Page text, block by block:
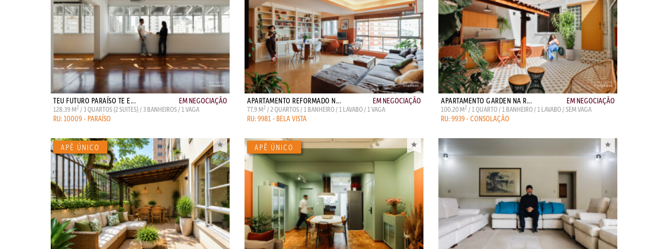
TEU FUTURO PARAÍSO TE E... EM NEGOCIAÇÃO
128.39 M2 / 3 QUARTOS (2 SUITES) / 3 BANHEIROS / 1 VAGA
RU: 10009 - PARAÍSO
APARTAMENTO REFORMADO N... EM NEGOCIAÇÃO
77.9 M2 / 2 QUARTOS / 1 BANHEIRO / 1 LAVABO / 1 VAGA
RU: 9981 - BELA VISTA
APARTAMENTO GARDEN NA R... EM NEGOCIAÇÃO
100.20 M2 / 1 QUARTO / 1 BANHEIRO / 1 LAVABO / SEM VAGA
RU: 9939 - CONSOLAÇÃO